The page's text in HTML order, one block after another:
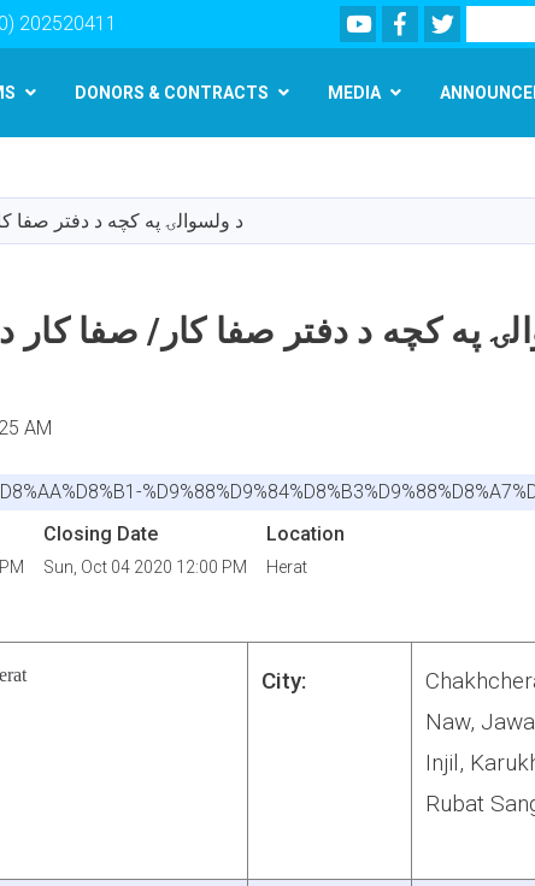
content
202520411 YoutubeFacebookTwitter
Search
DONORS & CONTRACTS MEDIA
د ولسوالۍ په کچه د دفتر صفا
په کچه د دفتر صفا کار/ صفا کار
AM
Closing Date
Sun, Oct 04 2020 12:00 PM
Location
Herat
City:
Naw,
Injil,
Rubat